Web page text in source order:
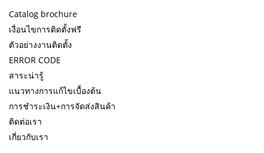
Catalog brochure
เงื่อนไขการติดตั้งฟรี
ตัวอย่างงานติดตั้ง
ERROR CODE
สาระน่ารู้
แนวทางการแก้ไขเบื้องต้น
การชำระเงิน+การจัดส่งสินค้า
ติดต่อเรา
เกี่ยวกับเรา